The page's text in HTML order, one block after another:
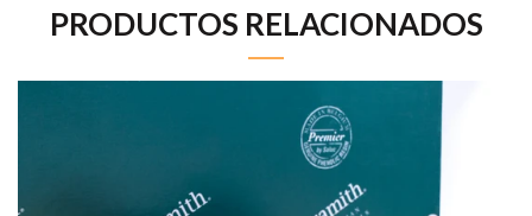
PRODUCTOS RELACIONADOS